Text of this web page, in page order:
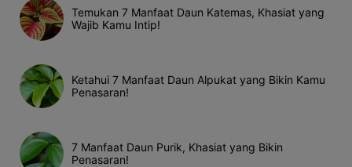
Temukan 7 Manfaat Daun Katemas, Khasiat yang
Wajib Kamu Intip!
Ketahui 7 Manfaat Daun Alpukat yang Bikin Kamu
Penasaran!
7 Manfaat Daun Purik, Khasiat yang Bikin
Penasaran!